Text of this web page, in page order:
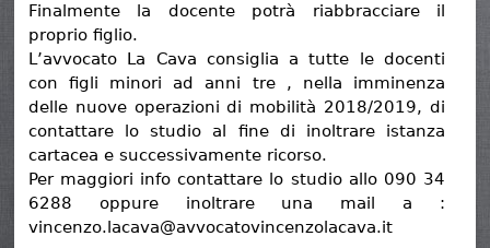
Finalmente la docente potrà riabbracciare il
proprio figlio.
L’avvocato La Cava consiglia a tutte le docenti
con figli minori ad anni tre , nella imminenza
delle nuove operazioni di mobilità 2018/2019, di
contattare lo studio al fine di inoltrare istanza
cartacea e successivamente ricorso.
Per maggiori info contattare lo studio allo 090 34
6288 oppure inoltrare una mail a :
vincenzo.lacava@avvocatovincenzolacava.it